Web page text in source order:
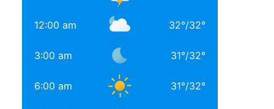
12:00 am 32°/32°
3:00 am 31°/32°
6:00 am 31°/32°